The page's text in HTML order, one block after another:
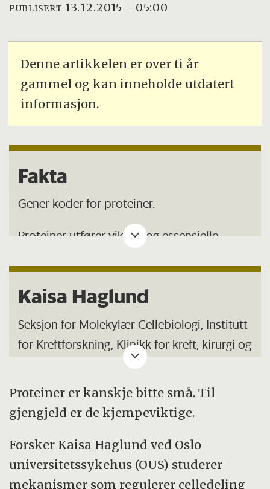
PUBLISERT 13.12.2015 - 05:00
Denne artikkelen er over ti år
gammel og kan inneholde utdatert
informasjon.
Fakta
Gener koder for proteiner.
Proteiner utfører viktige og essensielle
Reseptorer er mottagere for signalmolekyler
i cellemembranen eller inne i cellen.
Kaisa Haglund
Seksjon for Molekylær Cellebiologi, Institutt
for Kreftforskning, Klinikk for kreft, kirurgi og
transplantasjon, Oslo universitetssykehus
og Senter for kreftbiomedisin, Det
medisinske fakultet, Universitetet i Oslo.
Forsker på molekylær cellebiologi.
Prosjektleder forMolekylære mekanismer
Proteiner er kanskje bitte små. Til
gjengjeld er de kjempeviktige.
Forsker Kaisa Haglund ved Oslo
universitetssykehus (OUS) studerer
mekanismer som regulerer celledeling